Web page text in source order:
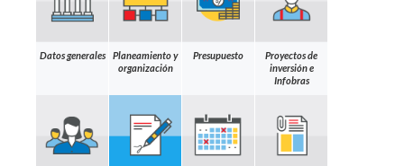
Datos generales
Planeamiento y
organización
Presupuesto
Proyectos de
inversión e
Infobras